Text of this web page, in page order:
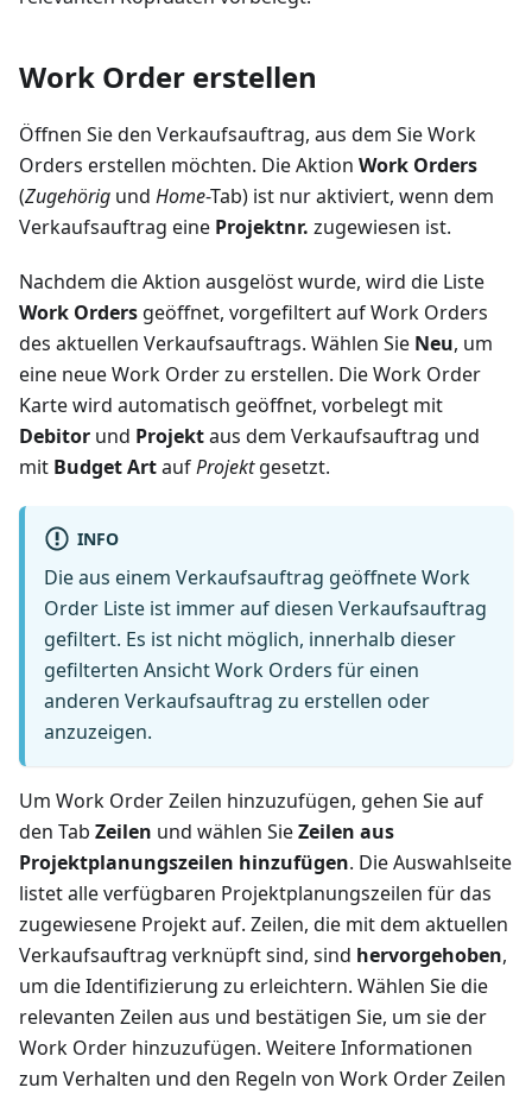
Work Order erstellen
Öffnen Sie den Verkaufsauftrag, aus dem Sie Work
Orders erstellen möchten. Die Aktion Work Orders
(Zugehörig und Home-Tab) ist nur aktiviert, wenn dem
Verkaufsauftrag eine Projektnr. zugewiesen ist.
Nachdem die Aktion ausgelöst wurde, wird die Liste
Work Orders geöffnet, vorgefiltert auf Work Orders
des aktuellen Verkaufsauftrags. Wählen Sie Neu, um
eine neue Work Order zu erstellen. Die Work Order
Karte wird automatisch geöffnet, vorbelegt mit
Debitor und Projektaus dem Verkaufsauftrag und
mit Budget ArtaufProjektgesetzt.
INFO
Die aus einem Verkaufsauftrag geöffnete Work
Order Liste ist immer auf diesen Verkaufsauftrag
gefiltert. Es ist nicht möglich, innerhalb dieser
gefilterten Ansicht Work Orders für einen
anderen Verkaufsauftrag zu erstellen oder
anzuzeigen.
Um Work Order Zeilen hinzuzufügen, gehen Sie auf
den Tab Zeilen und wählen SieZeilen aus
Projektplanungszeilen hinzufügen. Die Auswahlseite
listet alle verfügbaren Projektplanungszeilen für das
zugewiesene Projekt auf. Zeilen, die mit dem aktuellen
Verkaufsauftrag verknüpft sind, sind hervorgehoben,
um die Identifizierung zu erleichtern. Wählen Sie die
relevanten Zeilen aus und bestätigen Sie, um sie der
Work Order hinzuzufügen. Weitere Informationen
zum Verhalten und den Regeln von Work Order Zeilen